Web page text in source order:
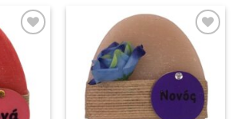
Πρόσθήκη
στην
λίστα
επιθυμιών
Πρόσθήκη
στην
λίστα
επιθυμιών